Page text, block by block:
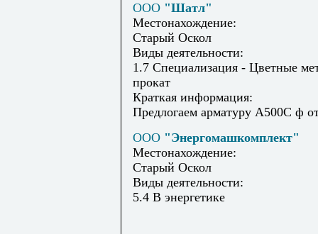
ООО "Шатл"
Местонахождение:
Старый Оскол
Виды деятельности:
1.7 Специализация - Цветные
прокат
Краткая информация:
Предлогаем арматуру А500С ф
ООО "Энергомашкомплект"
Местонахождение:
Старый Оскол
Виды деятельности:
5.4 В энергетике